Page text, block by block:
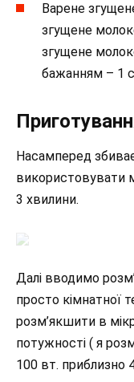
Варене
згущене
згущене
бажанням – 1
Насамперед
використовувати
3 хвилини.
Далі вводимо
просто кімнатної
розм’якшити в
потужності ( я
100 вт. приблизно